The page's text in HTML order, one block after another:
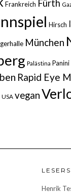
Frankreich Fürth
Hirsch
München
Palästina Panini
Rapid Eye
USA vegan
Henrik